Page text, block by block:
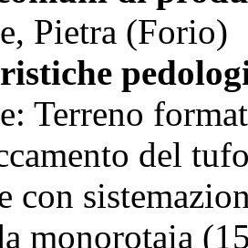
Pietra (Forio)
Terreno
del
con
monorotaia